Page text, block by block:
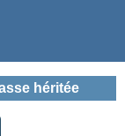
héritée